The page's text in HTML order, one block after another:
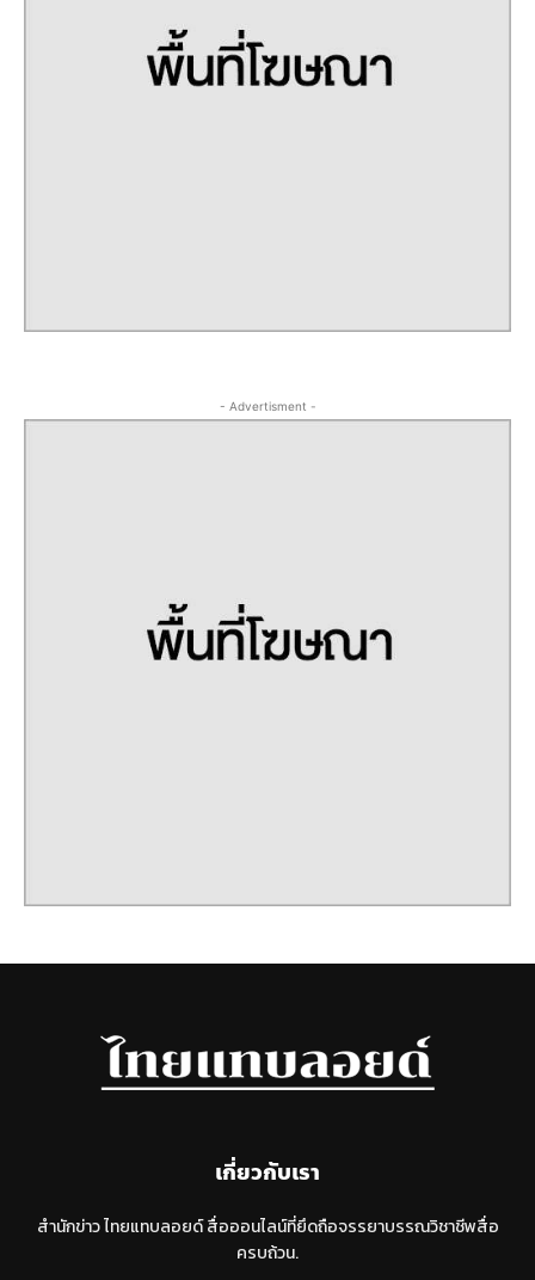
- Advertisment -
เกี่ยวกับเรา
สำนักข่าว ไทยแทบลอยด์ สื่อออนไลน์ที่ยึดถือจรรยาบรรณวิชาชีพสื่อ
ครบถ้วน.